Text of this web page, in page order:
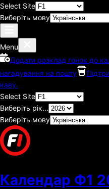
Select Site
Виберіть мову
Menu
Додати розклад гонок до
нагадування на пошту
каву.
Select Site
Виберіть рік...
Виберіть мову
Календар Ф1